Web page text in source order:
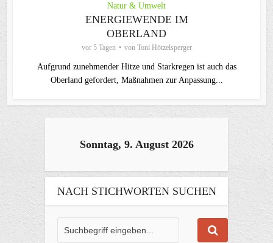
Natur & Umwelt
ENERGIEWENDE IM
OBERLAND
vor 5 Tagen von Toni Hötzelsperger
Aufgrund zunehmender Hitze und Starkregen ist auch das
Oberland gefordert, Maßnahmen zur Anpassung...
Sonntag, 9. August 2026
NACH STICHWORTEN SUCHEN